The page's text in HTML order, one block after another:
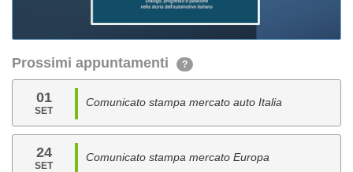
Prossimi appuntamenti ?
01
SET
Comunicato stampa mercato auto Italia
24
SET
Comunicato stampa mercato Europa